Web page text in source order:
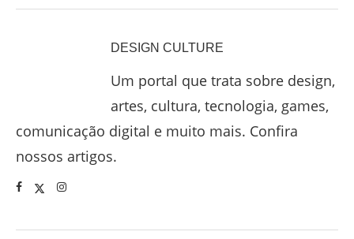
DESIGN CULTURE
Um portal que trata sobre design,
artes, cultura, tecnologia, games,
comunicação digital e muito mais. Confira
nossos artigos.